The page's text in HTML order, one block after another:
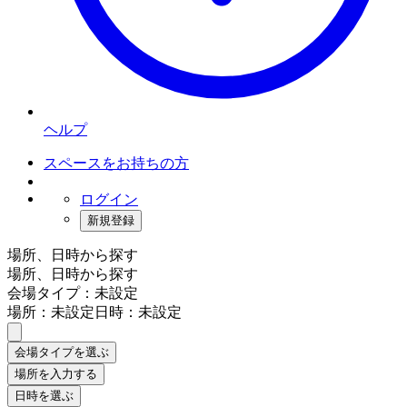
ヘルプ
スペースをお持ちの方
ログイン
新規登録
場所、日時から探す
場所、日時から探す
会場タイプ：未設定
場所：未設定日時：未設定
会場タイプを選ぶ
場所を入力する
日時を選ぶ